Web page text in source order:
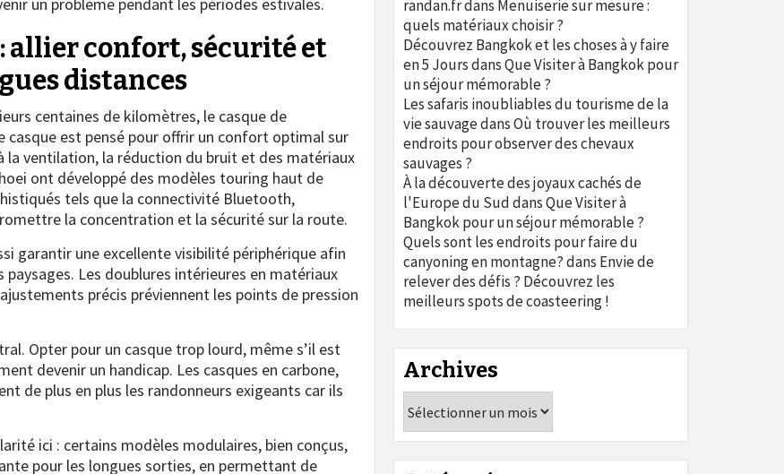
allier confort, sécurité et
distances
centaines de kilomètres, le casque de
casque est pensé pour offrir un confort optimal sur
la ventilation, la réduction du bruit et des matériaux
ont développé des modèles touring haut de
tels que la connectivité Bluetooth,
la concentration et la sécurité sur la route.
garantir une excellente visibilité périphérique afin
Les doublures intérieures en matériaux
précis préviennent les points de pression
Opter pour un casque trop lourd, même s’il est
devenir un handicap. Les casques en carbone,
de plus en plus les randonneurs exigeants car ils
ici : certains modèles modulaires, bien conçus,
pour les longues sorties, en permettant de
randan.frdans Menuiserie sur mesure :
quels matériaux choisir ?
Découvrez Bangkok et les choses à y faire
en 5 JoursdansQue Visiter à Bangkok pour
un séjour mémorable ?
Les safaris inoubliables du tourisme de la
vie sauvagedansOù trouver les meilleurs
endroits pour observer des chevaux
sauvages ?
À la découverte des joyaux cachés de
l'Europe du SuddansQue Visiter à
Bangkok pour un séjour mémorable ?
Quels sont les endroits pour faire du
canyoning en montagne?dans Envie de
relever des défis ? Découvrez les
meilleurs spots de coasteering !
Archives